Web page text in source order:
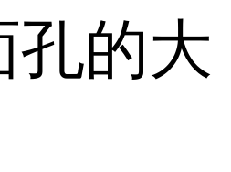
孔的大